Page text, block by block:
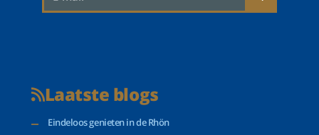
Laatste blogs
Eindeloos genieten in de Rhön